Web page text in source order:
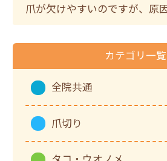
爪が欠けやすいのですが、原
カテゴリ一覧
全院共通
爪切り